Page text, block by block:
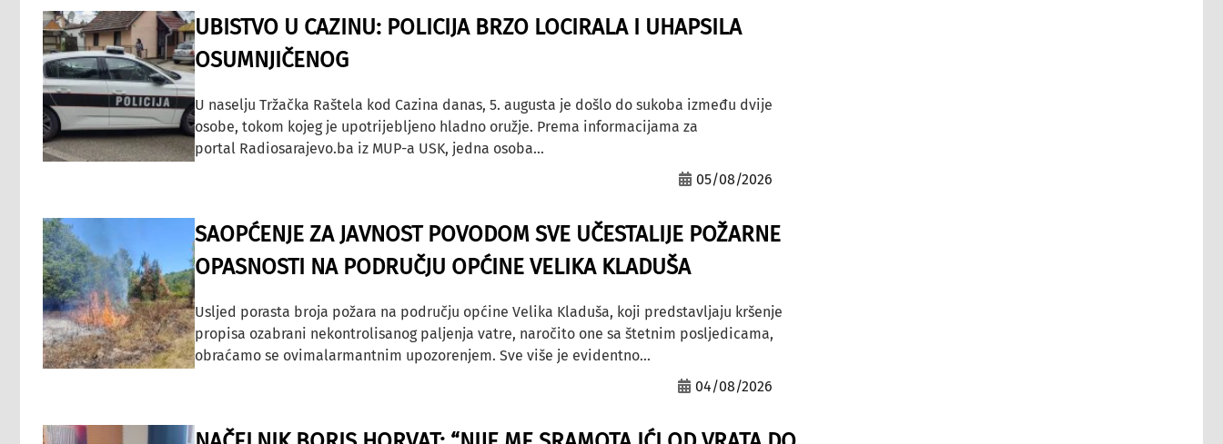
UBISTVO U CAZINU: POLICIJA BRZO LOCIRALA I UHAPSILA
OSUMNJIČENOG
U naselju Tržačka Raštela kod Cazina danas, 5. augusta je došlo do sukoba između dvije
osobe, tokom kojeg je upotrijebljeno hladno oružje. Prema informacijama za
portal Radiosarajevo.ba iz MUP-a USK, jedna osoba...
05/08/2026
SAOPĆENJE ZA JAVNOST POVODOM SVE UČESTALIJE POŽARNE
OPASNOSTI NA PODRUČJU OPĆINE VELIKA KLADUŠA
Usljed porasta broja požara na području općine Velika Kladuša, koji predstavljaju kršenje
propisa ozabrani nekontrolisanog paljenja vatre, naročito one sa štetnim posljedicama,
obraćamo se ovimalarmantnim upozorenjem. Sve više je evidentno...
04/08/2026